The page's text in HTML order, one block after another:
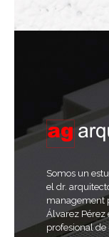
Somos un
el dr.
management
Álvarez Pérez
profesional